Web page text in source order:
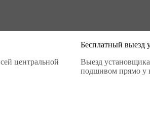
центральной
Бесплатный выезд
Выезд
подшивом прямо у